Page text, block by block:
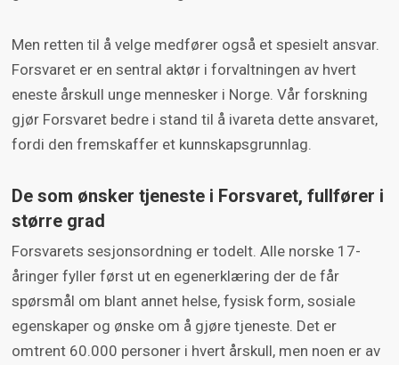
Men retten til å velge medfører også et spesielt ansvar.
Forsvaret er en sentral aktør i forvaltningen av hvert
eneste årskull unge mennesker i Norge. Vår forskning
gjør Forsvaret bedre i stand til å ivareta dette ansvaret,
fordi den fremskaffer et kunnskapsgrunnlag.
De som ønsker tjeneste i Forsvaret, fullfører i
større grad
Forsvarets sesjonsordning er todelt. Alle norske 17-
åringer fyller først ut en egenerklæring der de får
spørsmål om blant annet helse, fysisk form, sosiale
egenskaper og ønske om å gjøre tjeneste. Det er
omtrent 60.000 personer i hvert årskull, men noen er av